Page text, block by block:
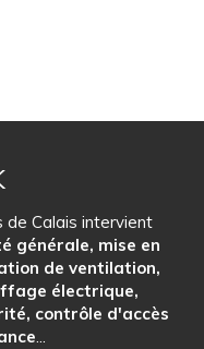
de Calais intervient
générale, mise en
de ventilation,
électrique,
contrôle d'accès
...